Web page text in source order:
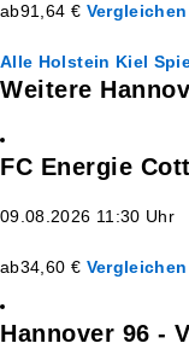
ab91,64 €
Alle Holstein Kiel
Weitere
FC Energie
09.08.2026 11:30 Uhr
ab34,60 €
Hannover 96 -